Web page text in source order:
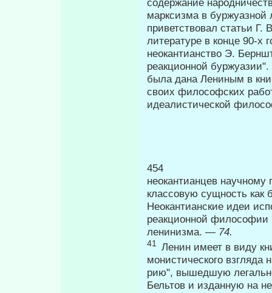
содержание
марксизма в буржуазной
приветствовал статьи Г.
литературе в конце 90-х
неокантианство Э.
реакционной
была дана Ле­ниным в
своих философских
идеалистической
454
неокантианцев
классовую сущность как
Неокантианские идеи
реакционной философии
ленинизма. — 74.
41 Ленин имеет в виду
монистического взгляда
рию", вышедшую
Бельтов и изданную на не­